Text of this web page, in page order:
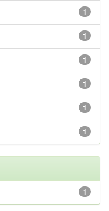
1
1
1
1
1
1
1